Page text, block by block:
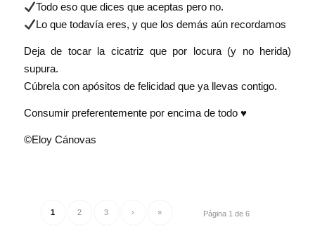
Todo eso que dices que aceptas pero no.
Lo que todavía eres, y que los demás aún recordamos
Deja de tocar la cicatriz que por locura (y no herida)
supura.
Cúbrela con apósitos de felicidad que ya llevas contigo.
Consumir preferentemente por encima de todo ♥️
©Eloy Cánovas
Página 1 de 6
1 2 3 › »